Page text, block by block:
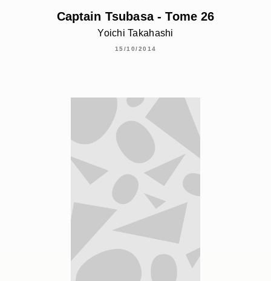
Captain Tsubasa - Tome 26
Yoichi Takahashi
15/10/2014